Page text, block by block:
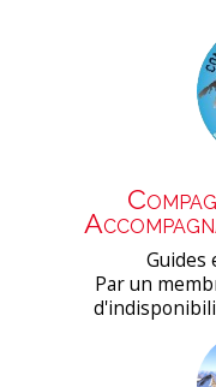
Guides
Par un